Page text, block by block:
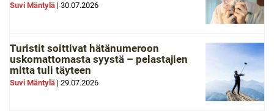
Suvi Mäntylä | 30.07.2026
Turistit soittivat hätänumeroon
uskomattomasta syystä – pelastajien
mitta tuli täyteen
Suvi Mäntylä | 29.07.2026